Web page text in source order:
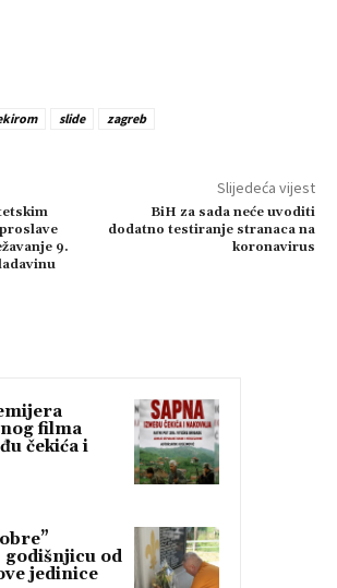
slide zagreb
9.
Slijedeća vijest
BiH za sada neće uvoditi
dodatno testiranje stranaca na
koronavirus
filma
čekića i
godišnjicu od
jedinice